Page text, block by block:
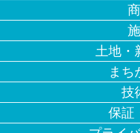
土地・
まち
技
保証